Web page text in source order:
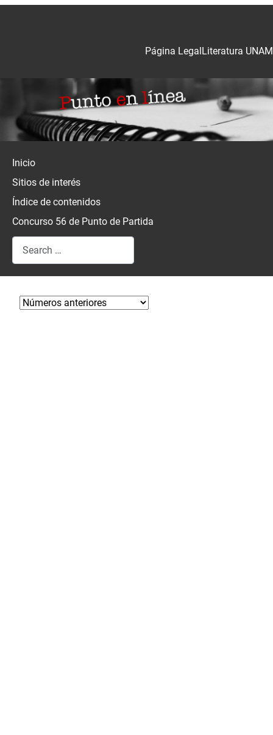
Literatura UNAM
Página Legal
Inicio
Sitios de interés
Índice de contenidos
Concurso 56 de Punto de Partida
Search